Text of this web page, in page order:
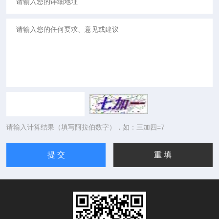
请输入计算结果（填写阿拉伯数字），如：三加四=7